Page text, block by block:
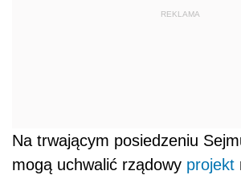
REKLAMA
Na trwającym posiedzeniu
mogą uchwalić rządowy projekt